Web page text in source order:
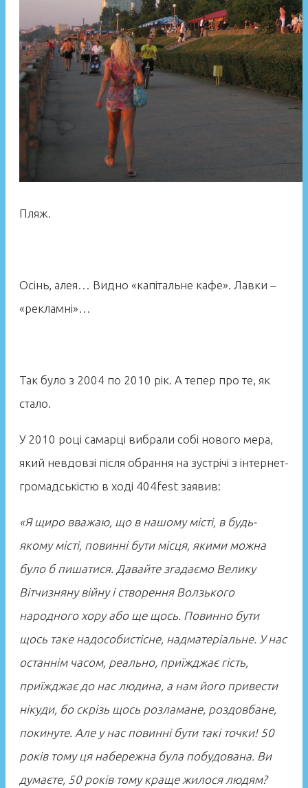
Пляж.
Осінь, алея… Видно «капітальне кафе». Лавки –
«рекламні»…
Так було з 2004 по 2010 рік. А тепер про те, як
стало.
У 2010 році самарці вибрали собі нового мера,
який невдовзі після обрання на зустрічі з інтернет-
громадськістю в ході 404fest заявив:
«Я щиро вважаю, що в нашому місті, в будь-
якому місті, повинні бути місця, якими можна
було б пишатися. Давайте згадаємо Велику
Вітчизняну війну і створення Волзького
народного хору або ще щось. Повинно бути
щось таке надособистісне, надматеріальне. У нас
останнім часом, реально, приїжджає гість,
приїжджає до нас людина, а нам його привести
нікуди, бо скрізь щось розламане, роздовбане,
покинуте. Але у нас повинні бути такі точки! 50
років тому ця набережна була побудована. Ви
думаєте, 50 років тому краще жилося людям?